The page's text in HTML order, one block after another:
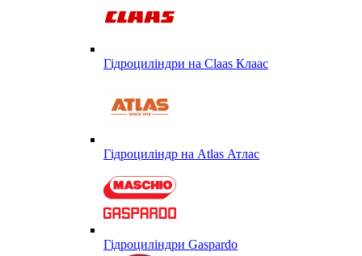
Гідроциліндри на Claas Клаас
Гідроциліндр на Atlas Атлас
Гідроциліндри Gaspardo